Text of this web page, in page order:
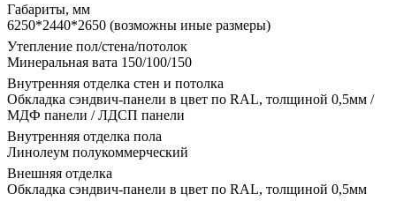
Габариты, мм
6250*2440*2650 (возможны иные размеры)
Утепление пол/стена/потолок
Минеральная вата 150/100/150
Внутренняя отделка стен и потолка
Обкладка сэндвич-панели в цвет по RAL, толщиной 0,5мм /
МДФ панели / ЛДСП панели
Внутренняя отделка пола
Линолеум полукоммерческий
Внешняя отделка
Обкладка сэндвич-панели в цвет по RAL, толщиной 0,5мм